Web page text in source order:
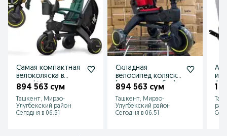
Самая компактная
велоколяска в
мире! Новинка...
складывается 3
секунды
894 563 сум
Ташкент, Мирзо-
Улугбекский район
Сегодня в 06:51
Складная
велосипед коляска
(новое в коробке)
894 563 сум
Ташкент, Мирзо-
Улугбекский район
Сегодня в 06:51
1